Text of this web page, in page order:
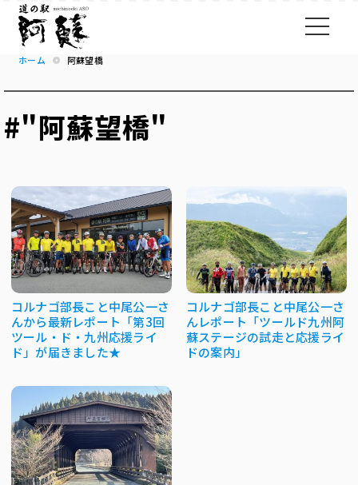
ホーム 阿蘇望橋
#"阿蘇望橋"
コルナゴ部長こと中尾公一さ
んから最新レポート「第3回
ツール・ド・九州応援ライ
ド」が届きました★
コルナゴ部長こと中尾公一さ
んレポート「ツールド九州阿
蘇ステージの試走と応援ライ
ドの案内」